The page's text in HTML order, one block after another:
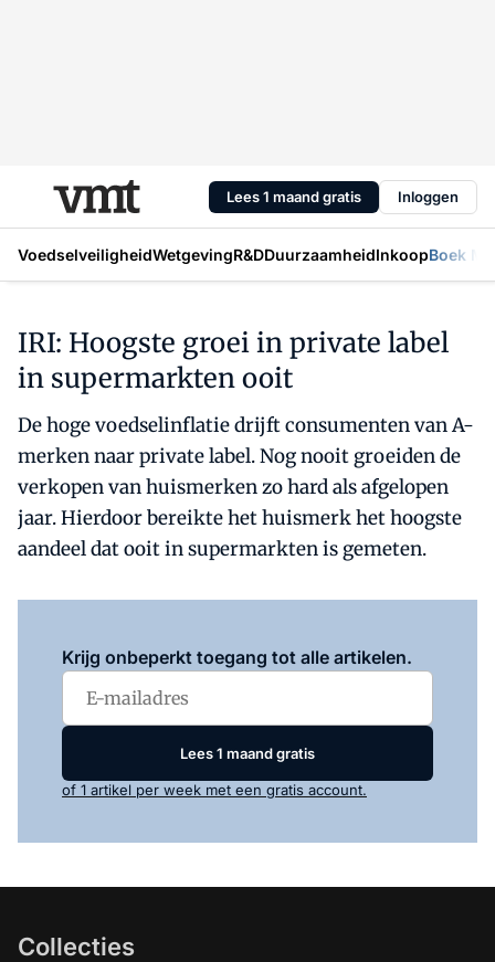
Lees 1 maand gratis Inloggen
VoedselveiligheidWetgevingR&DDuurzaamheidInkoopBoek
IRI: Hoogste groei in private label
in supermarkten ooit
De hoge voedselinflatie drijft consumenten van A-
merken naar private label. Nog nooit groeiden de
verkopen van huismerken zo hard als afgelopen
jaar. Hierdoor bereikte het huismerk het hoogste
aandeel dat ooit in supermarkten is gemeten.
Krijg onbeperkt toegang tot alle artikelen.
Lees 1 maand gratis
of 1 artikel per week met een gratis account.
Collecties